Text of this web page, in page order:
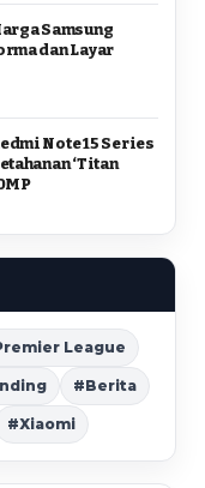
Samsung
dan Layar
Note 15 Series
‘Titan
League
#Berita
#Xiaomi